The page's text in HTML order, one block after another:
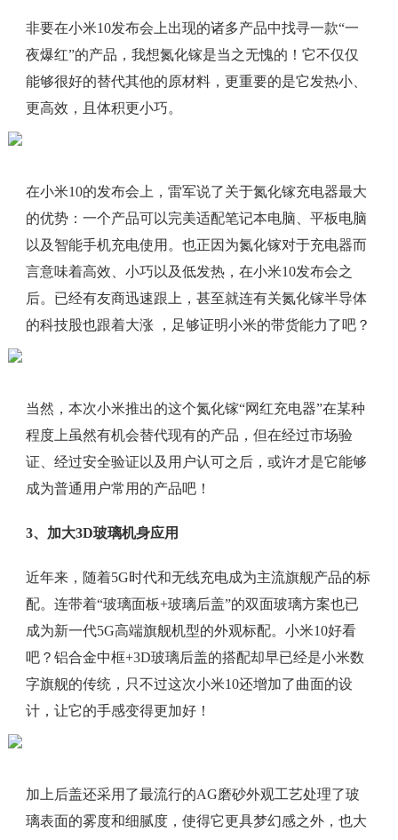
非要在小米10发布会上出现的诸多产品中找寻一款“一
夜爆红”的产品，我想氮化镓是当之无愧的！它不仅仅
能够很好的替代其他的原材料，更重要的是它发热小、
更高效，且体积更小巧。
在小米10的发布会上，雷军说了关于氮化镓充电器最大
的优势：一个产品可以完美适配笔记本电脑、平板电脑
以及智能手机充电使用。也正因为氮化镓对于充电器而
言意味着高效、小巧以及低发热，在小米10发布会之
后。已经有友商迅速跟上，甚至就连有关氮化镓半导体
的科技股也跟着大涨 ，足够证明小米的带货能力了吧？
当然，本次小米推出的这个氮化镓“网红充电器”在某种
程度上虽然有机会替代现有的产品，但在经过市场验
证、经过安全验证以及用户认可之后，或许才是它能够
成为普通用户常用的产品吧！
3、加大3D玻璃机身应用
近年来，随着5G时代和无线充电成为主流旗舰产品的标
配。连带着“玻璃面板+玻璃后盖”的双面玻璃方案也已
成为新一代5G高端旗舰机型的外观标配。小米10好看
吧？铝合金中框+3D玻璃后盖的搭配却早已经是小米数
字旗舰的传统，只不过这次小米10还增加了曲面的设
计，让它的手感变得更加好！
加上后盖还采用了最流行的AG磨砂外观工艺处理了玻
璃表面的雾度和细腻度，使得它更具梦幻感之外，也大